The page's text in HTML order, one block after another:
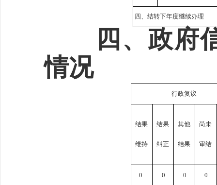
四、结转下年度继续办理
四、政府信
情况
行政复议
结果
维持
结果
纠正
其他
结果
尚未
审结
0 0 0 0